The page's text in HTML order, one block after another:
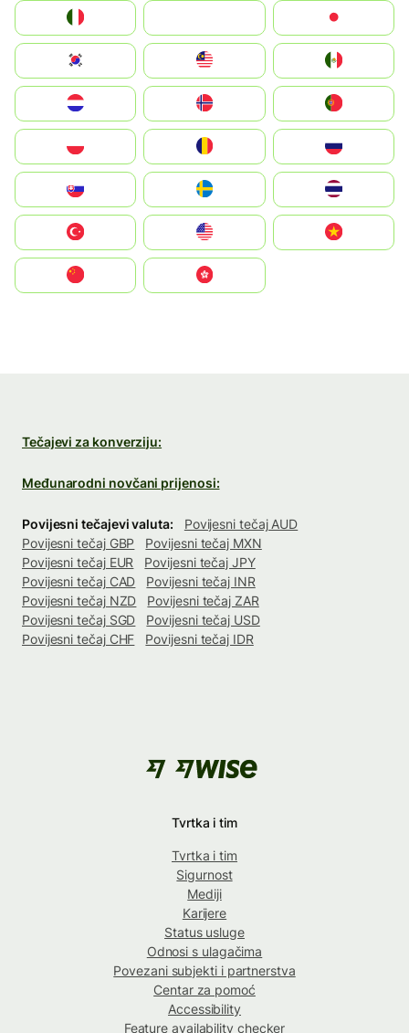
South Korea
United States
中國香港特別行政區
Tečajevi za konverziju:
Međunarodni novčani prijenosi:
Povijesni tečajevi valuta:
Povijesni tečaj AUD
Povijesni tečaj GBP
Povijesni tečaj MXN
Povijesni tečaj EUR
Povijesni tečaj JPY
Povijesni tečaj CAD
Povijesni tečaj INR
Povijesni tečaj NZD
Povijesni tečaj ZAR
Povijesni tečaj SGD
Povijesni tečaj USD
Povijesni tečaj CHF
Povijesni tečaj IDR
Tvrtka i tim
Tvrtka i tim
Sigurnost
Mediji
Karijere
Status usluge
Odnosi s ulagačima
Povezani subjekti i partnerstva
Centar za pomoć
Accessibility
Feature availability checker